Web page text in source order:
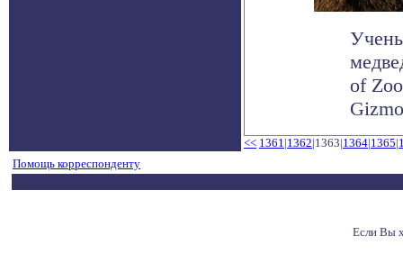
of
<< 1361|1362|1363|1364|1365|
Помощь корреспонденту
Если Вы